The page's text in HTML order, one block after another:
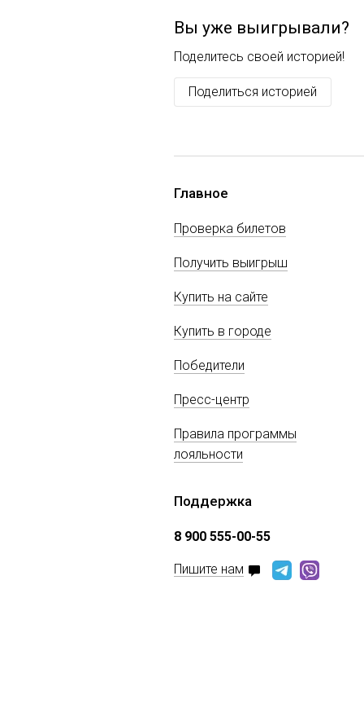
Вы уже выигрывали?
Поделитесь своей историей!
Поделиться историей
Главное
Проверка билетов
Получить выигрыш
Купить на сайте
Купить в городе
Победители
Пресс-центр
Правила программы
лояльности
Поддержка
8 900 555-00-55
Пишите нам